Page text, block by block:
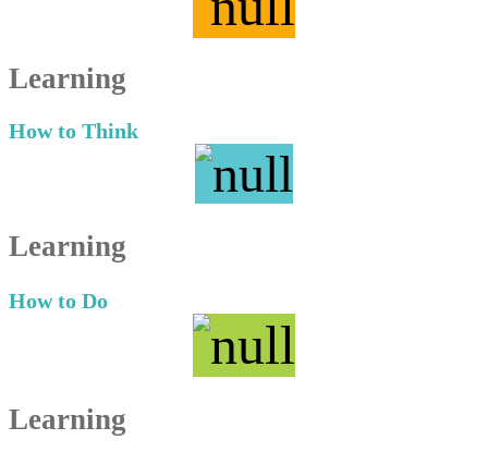
Learning
How to Think
Learning
How to Do
Learning